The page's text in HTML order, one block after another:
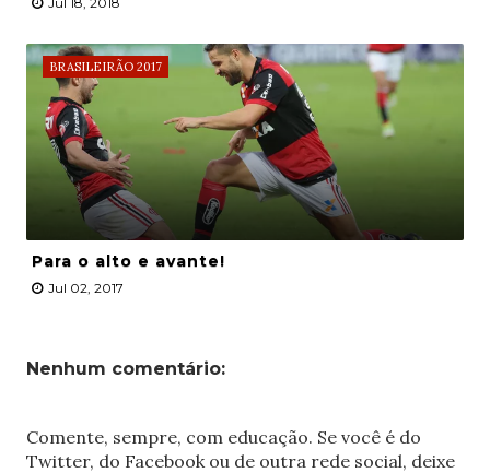
BRASILEIRÃO 2017
Para o alto e avante!
Jul 02, 2017
Nenhum comentário:
Comente, sempre, com educação. Se você é do
Twitter, do Facebook ou de outra rede social, deixe